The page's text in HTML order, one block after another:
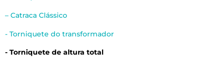
– Catraca Clássico
- Torniquete do transformador
- Torniquete de altura total